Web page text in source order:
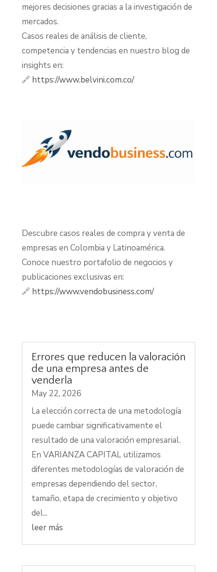
mejores decisiones gracias a la investigación de
mercados.
Casos reales de análisis de cliente,
competencia y tendencias en nuestro blog de
insights en:
🔗 https://www.belvini.com.co/
Descubre casos reales de compra y venta de
empresas en Colombia y Latinoamérica.
Conoce nuestro portafolio de negocios y
publicaciones exclusivas en:
🔗 https://www.vendobusiness.com/
Errores que reducen la valoración
de una empresa antes de
venderla
May 22, 2026
La elección correcta de una metodología
puede cambiar significativamente el
resultado de una valoración empresarial.
En VARIANZA CAPITAL utilizamos
diferentes metodologías de valoración de
empresas dependiendo del sector,
tamaño, etapa de crecimiento y objetivo
del...
leer más